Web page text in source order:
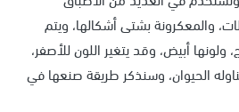
والمعكرونة بشتى أشكالها، ويتم
ولونها أبيض، وقد يتغير اللون للأصفر،
الحيوان، وسنذكر طريقة صنعها في